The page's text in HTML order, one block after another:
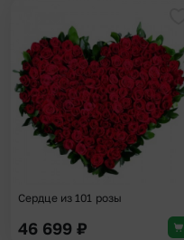
Сердце из 101 розы
46 699 ₽